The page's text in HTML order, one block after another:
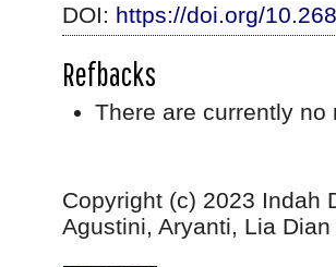
DOI: https://doi.org/
Refbacks
There are currently no
Copyright (c) 2023 Indah
Agustini, Aryanti, Lia